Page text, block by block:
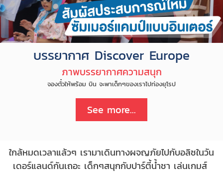
บรรยากาศ Discover Europe
ภาพบรรยากาศความสนุก
จองตั๋วให้พร้อม บิน จะพาเด็กๆของเราไปท่องยุโรป
See more...
ใกล้หมดเวลาแล้วๆ เรามาเดินทางผจญภัยไปกับอลิซในวัน
เดอร์แลนด์กันเถอะ เด็กๆสนุกกับปาร์ตี้น้ำชา เล่นเกมส์